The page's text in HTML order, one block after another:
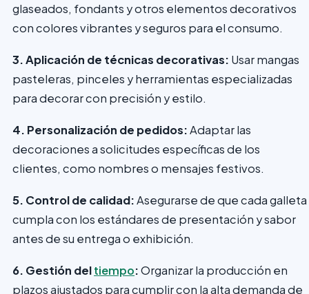
glaseados, fondants y otros elementos decorativos
con colores vibrantes y seguros para el consumo.
3. Aplicación de técnicas decorativas: Usar mangas
pasteleras, pinceles y herramientas especializadas
para decorar con precisión y estilo.
4. Personalización de pedidos:Adaptar las
decoraciones a solicitudes específicas de los
clientes, como nombres o mensajes festivos.
5. Control de calidad:Asegurarse de que cada galleta
cumpla con los estándares de presentación y sabor
antes de su entrega o exhibición.
6. Gestión deltiempo:Organizar la producción en
plazos ajustados para cumplir con la alta demanda de